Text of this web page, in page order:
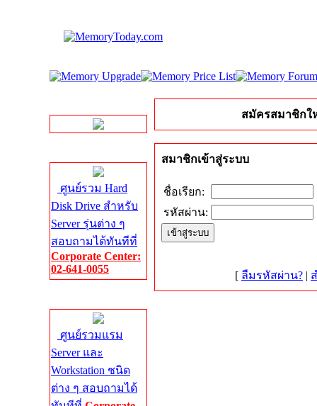
ศูนย์รวม Hard
Disk Drive สำหรับ
Server รุ่นต่าง ๆ
สอบถามได้ทันทีที่
Corporate Center:
02-641-0055
ศูนย์รวมแรม
Server และ
Workstation ชนิด
ต่าง ๆ สอบถามได้
สมัครสมาชิกใ
สมาชิกเข้าสู่ระบบ
ชื่อเรียก:
รหัสผ่าน:
[ ลืมรหัสผ่าน? |